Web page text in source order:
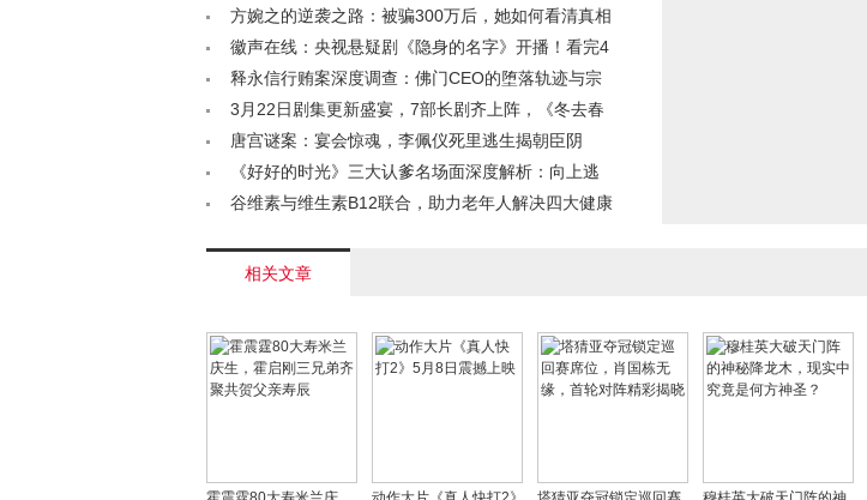
漫？< /a>
方婉之的逆袭之路：被骗300万后，她如何看清真相
并东山再起< /a>
徽声在线：央视悬疑剧《隐身的名字》开播！看完4
集我断言：这剧要火向全国< /a>
释永信行贿案深度调查：佛门CEO的堕落轨迹与宗
教商业化警示< /a>
3月22日剧集更新盛宴，7部长剧齐上阵，《冬去春
来》年代大剧领衔开播< /a>
唐宫谜案：宴会惊魂，李佩仪死里逃生揭朝臣阴
谋！< /a>《好好的时光》三大认爹名场面深度解析：向上逃
离刘成入狱，王元义沦为笑柄< /a>
谷维素与维生素B12联合，助力老年人解决四大健康
相关文章